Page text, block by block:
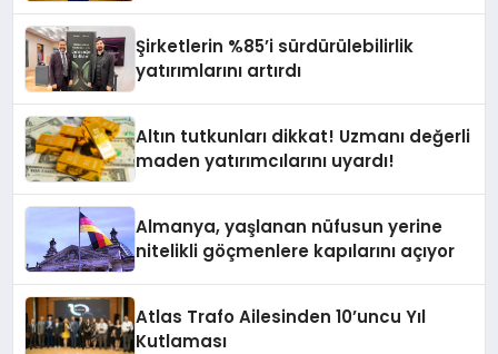
Şirketlerin %85’i sürdürülebilirlik
yatırımlarını artırdı
Altın tutkunları dikkat! Uzmanı değerli
maden yatırımcılarını uyardı!
Almanya, yaşlanan nüfusun yerine
nitelikli göçmenlere kapılarını açıyor
Atlas Trafo Ailesinden 10’uncu Yıl
Kutlaması